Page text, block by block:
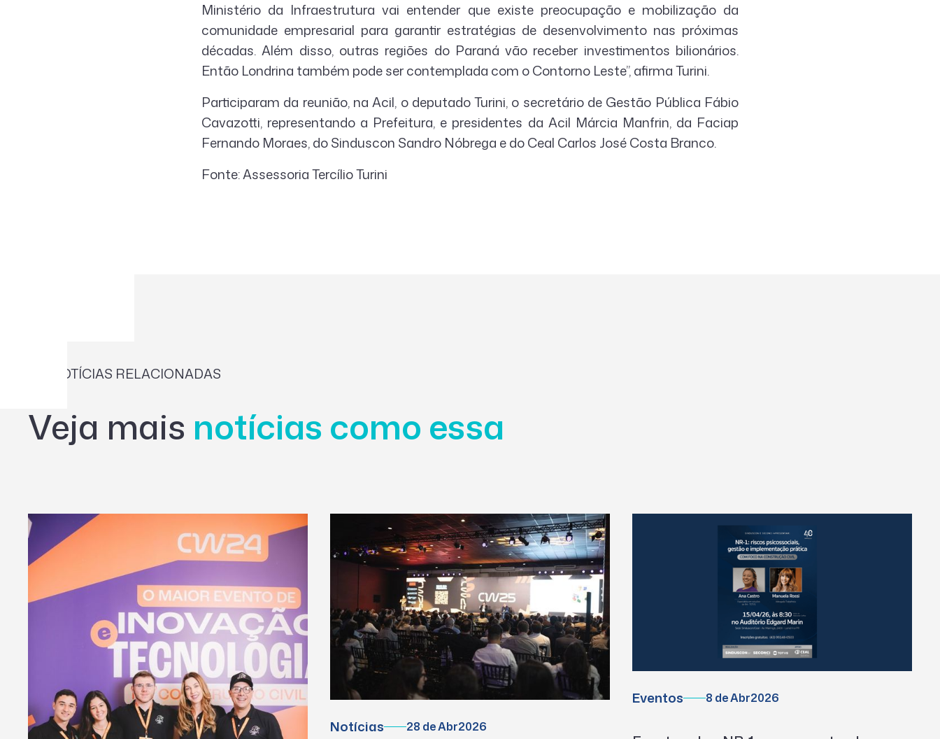
Ministério da Infraestrutura vai entender que existe preocupação e mobilização da
comunidade empresarial para garantir estratégias de desenvolvimento nas próximas
décadas. Além disso, outras regiões do Paraná vão receber investimentos bilionários.
Então Londrina também pode ser contemplada com o Contorno Leste”, afirma Turini.
Participaram da reunião, na Acil, o deputado Turini, o secretário de Gestão Pública Fábio
Cavazotti, representando a Prefeitura, e presidentes da Acil Márcia Manfrin, da Faciap
Fernando Moraes, do Sinduscon Sandro Nóbrega e do Ceal Carlos José Costa Branco.
Fonte: Assessoria Tercílio Turini
NOTÍCIAS RELACIONADAS
Veja mais notícias como essa
Notícias 28 de Abr2026
Eventos 8 de Abr2026